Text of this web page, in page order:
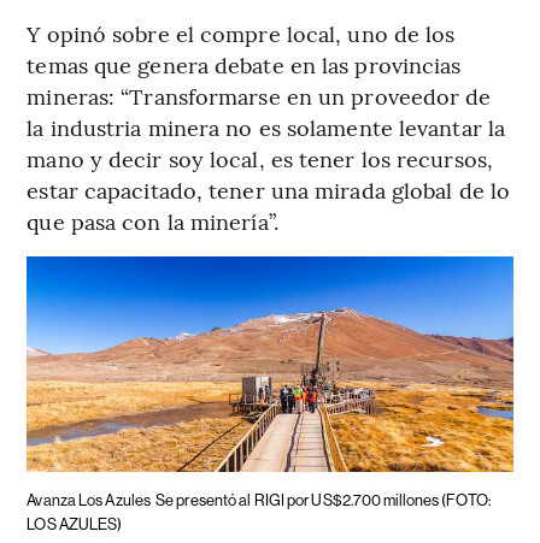
Y opinó sobre el compre local, uno de los
temas que genera debate en las provincias
mineras: “Transformarse en un proveedor de
la industria minera no es solamente levantar la
mano y decir soy local, es tener los recursos,
estar capacitado, tener una mirada global de lo
que pasa con la minería”.
Avanza Los Azules Se presentó al RIGI por US$2.700 millones (FOTO:
LOS AZULES)